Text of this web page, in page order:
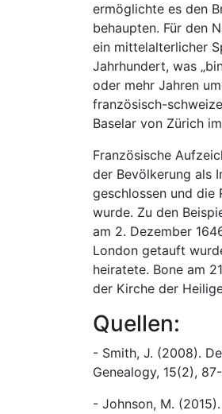
ermöglichte es den
behaupten. Für den
ein mittelalterlicher
Jahrhundert, was
oder mehr Jahren
französisch-
Baselar von Zürich
Französische
der Bevölkerung als
geschlossen und die
wurde. Zu den
am 2. Dezember
London getauft
heiratete. Bone am
der Kirche der
Quellen:
- Smith, J. (2008).
Genealogy, 15(2),
- Johnson, M.